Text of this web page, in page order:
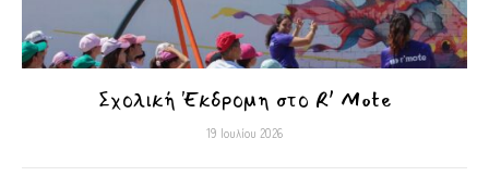
Σχολική Έκδρομη στο R’ Mote
19 Ιουλίου 2026